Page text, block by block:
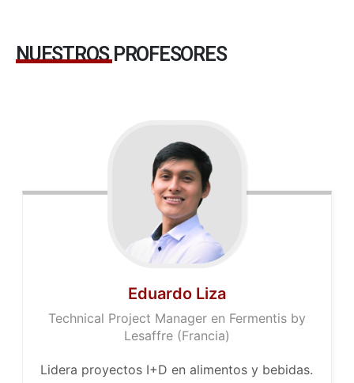
NUESTROS PROFESORES
Eduardo Liza
Technical Project Manager en Fermentis by
Lesaffre (Francia)
Lidera proyectos I+D en alimentos y bebidas.